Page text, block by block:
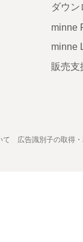
ダウン
minne
minne
販売支
て 広告識別子の取得・